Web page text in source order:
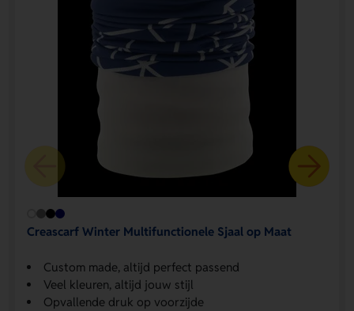
Creascarf Winter Multifunctionele Sjaal op Maat
Custom made, altijd perfect passend
Veel kleuren, altijd jouw stijl
Opvallende druk op voorzijde